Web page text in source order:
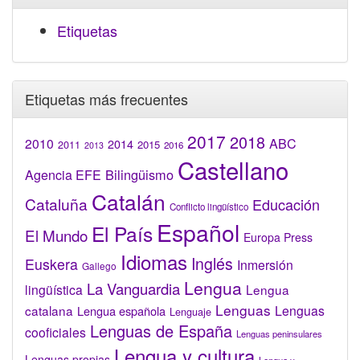
Etiquetas
Etiquetas más frecuentes
2010 2011 2013 2014 2015 2016 2017 2018 ABC
Agencia EFE Bilingüismo Castellano
Cataluña Catalán Conflicto lingüístico Educación
El Mundo El País Español Europa Press
Euskera Gallego Idiomas Inglés Inmersión
lingüística La Vanguardia Lengua Lengua
catalana Lengua española Lenguaje Lenguas Lenguas
cooficiales Lenguas de España Lenguas peninsulares